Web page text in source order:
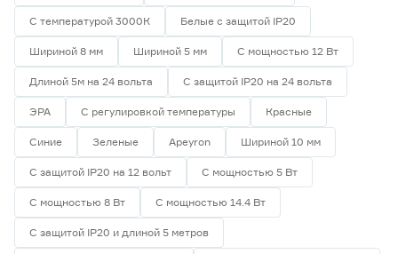
Длина (м)
1 1,2 2
5
Ширина (мм)
5 6
Ещё 1
С температурой 3000К Белые с защитой IP20
Шириной 8 мм Шириной 5 мм С мощностью 12 Вт
Длиной 5м на 24 вольта С защитой IP20 на 24 вольта
ЭРА С регулировкой температуры Красные
Синие Зеленые Apeyron Шириной 10 мм
С защитой IP20 на 12 вольт С мощностью 5 Вт
С мощностью 8 Вт С мощностью 14.4 Вт
С защитой IP20 и длиной 5 метров